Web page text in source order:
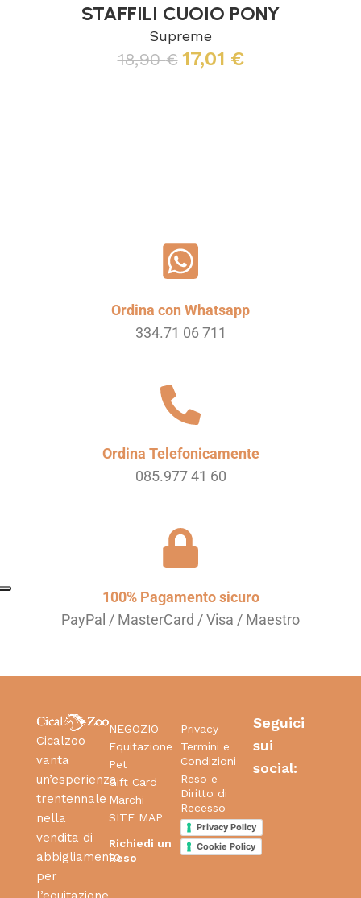
STAFFILI CUOIO PONY
Supreme
18,90€ 17,01 €
Ordina con Whatsapp
334.71 06 711
Ordina Telefonicamente
085.977 41 60
100% Pagamento sicuro
PayPal / MasterCard / Visa / Maestro
Cicalzoo
vanta
un’esperienza
trentennale
nella
vendita di
abbigliamento
per
NEGOZIO
Equitazione
Pet
Gift Card
Marchi
SITE MAP
Richiedi un
Reso
Privacy
Termini e
Condizioni
Reso e
Diritto di
Recesso
Privacy Policy
Cookie Policy
Seguici
sui
social: